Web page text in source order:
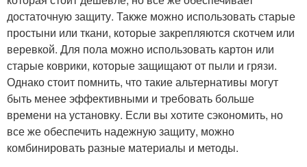
достаточную защиту. Также можно использовать старые
простыни или ткани, которые закрепляются скотчем или
веревкой. Для пола можно использовать картон или
старые коврики, которые защищают от пыли и грязи.
Однако стоит помнить, что такие альтернативы могут
быть менее эффективными и требовать больше
времени на установку. Если вы хотите сэкономить, но
все же обеспечить надежную защиту, можно
комбинировать разные материалы и методы.